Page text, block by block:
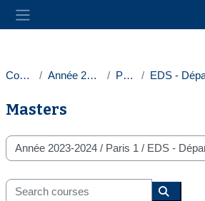
Side panel
Courses Année 2023-2024 Paris 1
Masters
Course categories
Search courses